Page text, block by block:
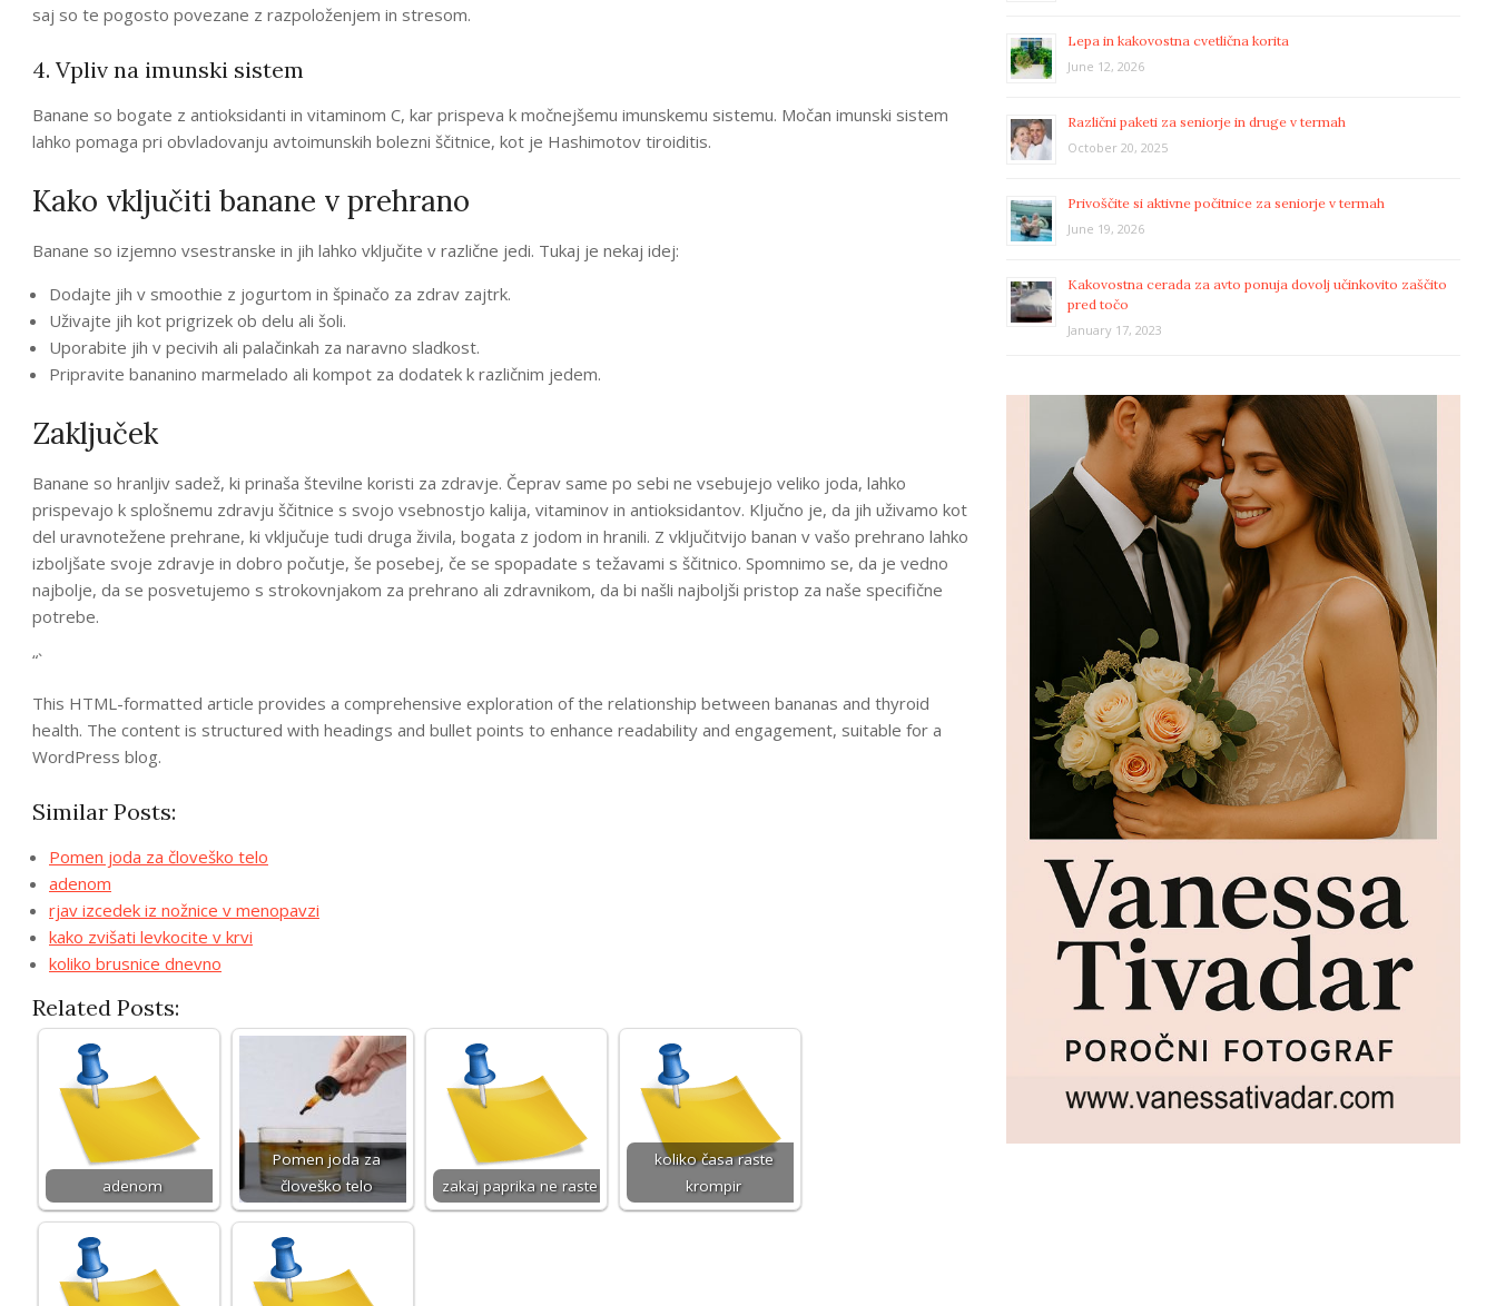
saj so te pogosto povezane z razpoloženjem in stresom.
4. Vpliv na imunski sistem
Banane so bogate z antioksidanti in vitaminom C, kar prispeva k močnejšemu imunskemu sistemu. Močan imunski sistem
lahko pomaga pri obvladovanju avtoimunskih bolezni ščitnice, kot je Hashimotov tiroiditis.
Kako vključiti banane v prehrano
Banane so izjemno vsestranske in jih lahko vključite v različne jedi. Tukaj je nekaj idej:
Dodajte jih v smoothie z jogurtom in špinačo za zdrav zajtrk.
Uživajte jih kot prigrizek ob delu ali šoli.
Uporabite jih v pecivih ali palačinkah za naravno sladkost.
Pripravite bananino marmelado ali kompot za dodatek k različnim jedem.
Zaključek
Banane so hranljiv sadež, ki prinaša številne koristi za zdravje. Čeprav same po sebi ne vsebujejo veliko joda, lahko
prispevajo k splošnemu zdravju ščitnice s svojo vsebnostjo kalija, vitaminov in antioksidantov. Ključno je, da jih uživamo kot
del uravnotežene prehrane, ki vključuje tudi druga živila, bogata z jodom in hranili. Z vključitvijo banan v vašo prehrano lahko
izboljšate svoje zdravje in dobro počutje, še posebej, če se spopadate s težavami s ščitnico. Spomnimo se, da je vedno
najbolje, da se posvetujemo s strokovnjakom za prehrano ali zdravnikom, da bi našli najboljši pristop za naše specifične
potrebe.
“`
This HTML-formatted article provides a comprehensive exploration of the relationship between bananas and thyroid
health. The content is structured with headings and bullet points to enhance readability and engagement, suitable for a
WordPress blog.
Similar Posts:
Pomen joda za človeško telo
adenom
rjav izcedek iz nožnice v menopavzi
kako zvišati levkocite v krvi
koliko brusnice dnevno
Related Posts:
adenom
Pomen joda za
človeško telo
zakaj paprika ne raste
koliko časa raste
krompir
Lepa in kakovostna cvetlična korita
June 12, 2026
Različni paketi za seniorje in druge v termah
October 20, 2025
Privoščite si aktivne počitnice za seniorje v termah
June 19, 2026
Kakovostna cerada za avto ponuja dovolj učinkovito zaščito
pred točo
January 17, 2023